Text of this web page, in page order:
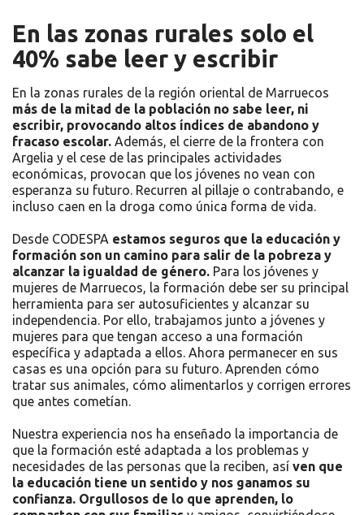
En las zonas rurales solo el
40% sabe leer y escribir
En la zonas rurales de la región oriental de Marruecos
más de la mitad de la población no sabe leer, ni
escribir, provocando altos índices de abandono y
fracaso escolar. Además, el cierre de la frontera con
Argelia y el cese de las principales actividades
económicas, provocan que los jóvenes no vean con
esperanza su futuro. Recurren al pillaje o contrabando, e
incluso caen en la droga como única forma de vida.
Desde CODESPA estamos seguros que la educación y
formación son un camino para salir de la pobreza y
alcanzar la igualdad de género. Para los jóvenes y
mujeres de Marruecos, la formación debe ser su principal
herramienta para ser autosuficientes y alcanzar su
independencia. Por ello, trabajamos junto a jóvenes y
mujeres para que tengan acceso a una formación
específica y adaptada a ellos. Ahora permanecer en sus
casas es una opción para su futuro. Aprenden cómo
tratar sus animales, cómo alimentarlos y corrigen errores
que antes cometían.
Nuestra experiencia nos ha enseñado la importancia de
que la formación esté adaptada a los problemas y
necesidades de las personas que la reciben, así ven que
la educación tiene un sentido y nos ganamos su
confianza. Orgullosos de lo que aprenden, lo